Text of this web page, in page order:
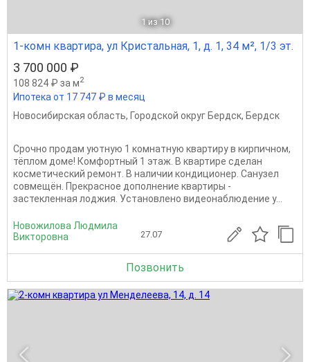
1 из 10
1-комн квартира, ул Кристальная, 1, д. 1, 34 м², 1/3 эт.
3 700 000 ₽
108 824 ₽ за м2
Ипотека от 17 747 ₽ в месяц
Новосибирская область, Городской округ Бердск, Бердск
Срочно продам уютную 1 комнатную квартиру в кирпичном,
тёплом доме! Комфортный 1 этаж. В квартире сделан
косметический ремонт. В наличии кондиционер. Санузел
совмещён. Прекрасное дополнение квартиры -
застекленная лоджия. Установлено видеонаблюдение у...
Новожилова Людмила
Викторовна
27.07
Позвонить